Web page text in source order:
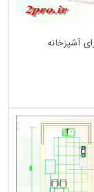
آشپزخانه